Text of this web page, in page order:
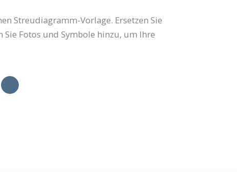
Streudiagramm-Vorlage. Ersetzen Sie
Fotos und Symbole hinzu, um Ihre